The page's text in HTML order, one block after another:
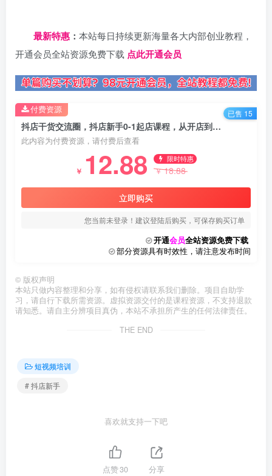
最新特惠 ： 本站每日持续更新海量各大内部创业教程，
开通会员全站资源免费下载 点此开通会员
抖店干货交流圈，抖店新手0-1起店课程，从开店到起店，小白一看就懂
此内容为付费资源，请付费后查看
￥ 12.88 限时特惠
￥18.88
立即购买
您当前未登录！建议登陆后购买，可保存购买订单
开通会员全站资源免费下载
部分资源具有时效性，请注意发布时间
付费资源 已售 15
© 版权声明
本站只做内容整理和分享，如有侵权请联系我们删除。项目自助学
习，请自行下载所需资源。虚拟资源交付的是课程资源，不支持退款
请知悉。请自主分辨项目真伪，本站不承担所产生的任何法律责任。
THE END
短视频培训
# 抖店新手
喜欢就支持一下吧
点赞30 分享